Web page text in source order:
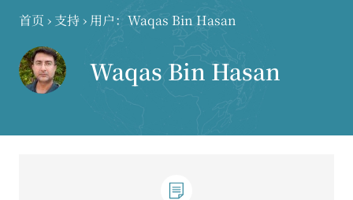
首页 › 支持› 用户：Waqas Bin Hasan
Waqas Bin Hasan